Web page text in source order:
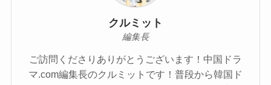
クルミット
編集長
ご訪問くださりありがとうございます！中国ドラ
マ.com編集長のクルミットです！普段から韓国ド